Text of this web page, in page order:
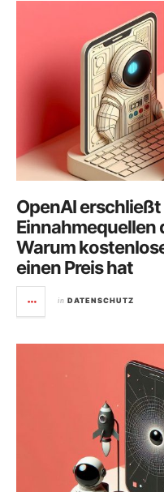
OpenAI
Einnahmequellen
Warum
einen Preis hat
in DATENSCHUTZ